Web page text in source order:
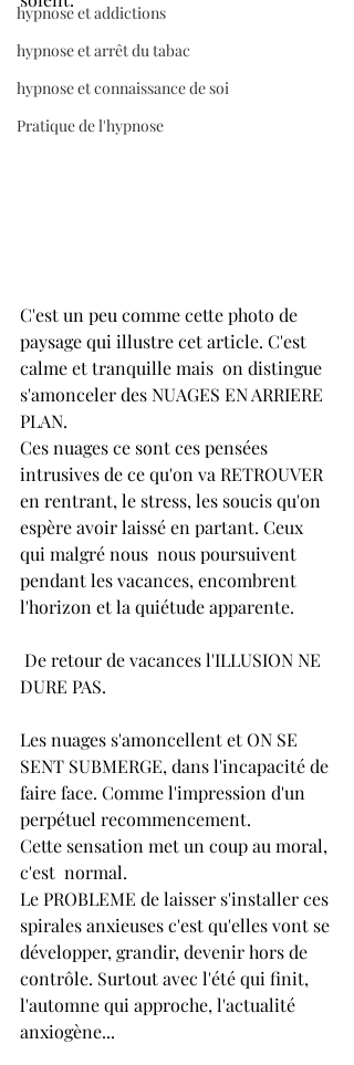
hypnose et addictions
hypnose et arrêt du tabac
hypnose et connaissance de soi
Pratique de l'hypnose
C'est un peu comme cette photo de
paysage qui illustre cet article. C'est
calme et tranquille mais  on distingue
s'amonceler des NUAGES EN ARRIERE
PLAN.
Ces nuages ce sont ces pensées
intrusives de ce qu'on va RETROUVER
en rentrant, le stress, les soucis qu'on
espère avoir laissé en partant. Ceux
qui malgré nous  nous poursuivent
pendant les vacances, encombrent
l'horizon et la quiétude apparente.
DURE PAS.
Les nuages s'amoncellent et ON SE
SENT SUBMERGE, dans l'incapacité de
faire face. Comme l'impression d'un
perpétuel recommencement.
Cette sensation met un coup au moral,
c'est  normal.
Le PROBLEME de laisser s'installer ces
spirales anxieuses c'est qu'elles vont se
développer, grandir, devenir hors de
contrôle. Surtout avec l'été qui finit,
l'automne qui approche, l'actualité
anxiogène...